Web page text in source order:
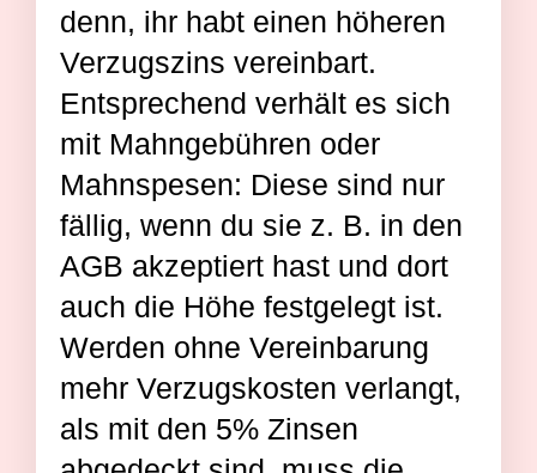
denn, ihr habt einen höheren
Verzugszins vereinbart.
Entsprechend verhält es sich
mit Mahngebühren oder
Mahnspesen: Diese sind nur
fällig, wenn du sie z. B. in den
AGB akzeptiert hast und dort
auch die Höhe festgelegt ist.
Werden ohne Vereinbarung
mehr Verzugskosten verlangt,
als mit den 5% Zinsen